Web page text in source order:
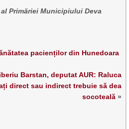
Primăriei Municipiului Deva
pacienților din Hunedoara
Barstan, deputat AUR: Raluca
direct sau indirect trebuie să dea
socoteală»